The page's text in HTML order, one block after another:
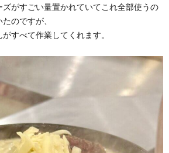
がすごい量置かれていてこれ全部使うの
のですが、
すべて作業してくれます。